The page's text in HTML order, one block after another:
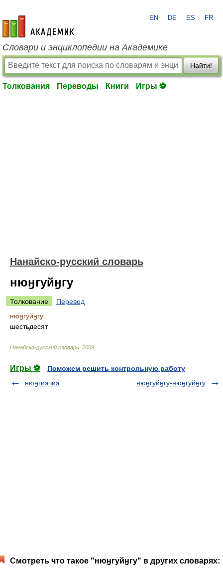
academic.ru
EN DE ES FR
Словари и энциклопедии на Академике
Найти!
Толкования Переводы Книги Игры ⚽
Нанайско-русский словарь
нюӈгуйӈгу
Толкование
Перевод
нюӈгуйӈгу
шестьдесят
Нанайско-русский словарь 2009
Игры ⚽
Поможем решить контрольную работу
нюӈгиэчиэ
нюӈгуйӈгӯ-нюӈгуйӈгӯ
Смотреть что такое "нюӈгуйӈгу" в других словарях: